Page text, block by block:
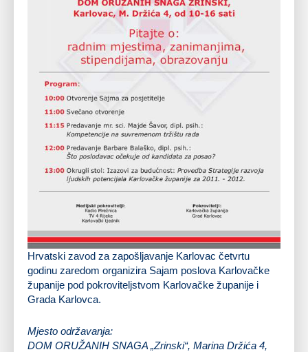
Hrvatski zavod za zapošljavanje Karlovac četvrtu
godinu zaredom organizira Sajam poslova Karlovačke
županije pod pokroviteljstvom Karlovačke županije i
Grada Karlovca.
Mjesto održavanja:
DOM ORUŽANIH SNAGA „Zrinski“, Marina Držića 4,